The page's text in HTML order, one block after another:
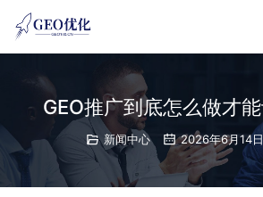
GEO推广到底怎么做才
新闻中心 2026年6月14